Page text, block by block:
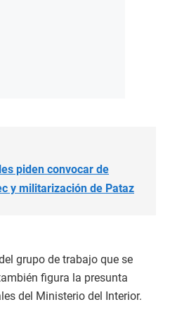
piden convocar de
y militarización de Pataz
grupo de trabajo que se
figura la presunta
del Ministerio del Interior.